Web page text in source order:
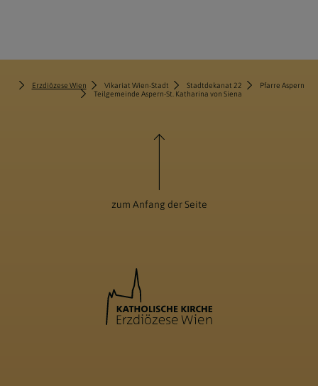
Erzdiözese Wien Vikariat Wien-Stadt Stadtdekanat 22
Pfarre Aspern
Teilgemeinde Aspern-St. Katharina von Siena
zum Anfang der Seite